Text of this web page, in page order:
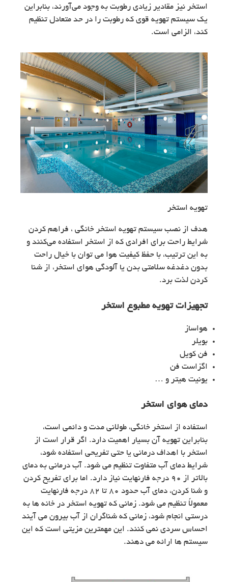
استخر نیز مقادیر زیادی رطوبت به وجود می‌آورند، بنابراین
یک سیستم تهویه قوی که رطوبت را در حد متعادل تنظیم
کند، الزامی است.
تهویه استخر
هدف از نصب سیستم تهویه استخر خانگی ، فراهم کردن
شرایط راحت برای افرادی که از استخر استفاده می‌کنند و
به این ترتیب، با حفظ کیفیت هوا می توان با خیال راحت
بدون دغدغه سلامتی بدن یا آلودگی هوای استخر، از شنا
کردن لذت برد.
تجهیزات تهویه مطبوع استخر
هواساز
بویلر
فن کویل
اگزاست فن
یونیت هیتر و …
دمای هوای استخر
استفاده از استخر خانگی، طولانی‌ مدت و دائمی است،
بنابراین تهویه آن بسیار اهمیت دارد. اگر قرار است از
استخر با اهداف درمانی یا حتی تفریحی استفاده شود،
شرایط دمای آب متفاوت تنظیم می شود. آب درمانی به دمای
بالاتر از ۹۰ درجه فارنهایت نیاز دارد. اما برای تفریح کردن
و شنا کردن، دمای آب حدود ۸۰ تا ۸۲ درجه فارنهایت
معمولاً تنظیم می شود. زمانی که تهویه استخر در خانه ها به
درستی انجام شود، زمانی که شناگران از آب بیرون می آیند
احساس سردی نمی کنند. این مهمترین مزیتی است که این
سیستم ها ارائه می دهند.